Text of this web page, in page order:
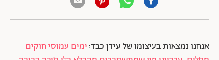
אנחנו נמצאות בעיצומו של עידן כבד: ימים עמוסי חוקים